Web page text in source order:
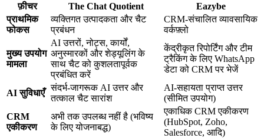
फ़ीचर The Chat Quotient
Eazybe
प्राथमिक
फोकस
व्यक्तिगत उत्पादकता और चैट
प्रबंधन
CRM-संचालित व्यावसायिक
वर्कफ़्लो
मुख्य उपयोग
मामला
AI उत्तरों, नोट्स, कार्यों,
अनुस्मारकों और शेड्यूलिंग के
साथ चैट को कुशलतापूर्वक
प्रबंधित करें
केंद्रीकृत रिपोर्टिंग और टीम
ट्रैकिंग के लिए WhatsApp
डेटा को CRM पर भेजें
AI सुविधाएँ
संदर्भ-जागरूक AI उत्तर और
तत्काल चैट सारांश
AI-सहायता प्राप्त उत्तर
(सीमित उपयोग)
CRM
एकीकरण
अभी तक उपलब्ध नहीं है (भविष्य
के लिए योजनाबद्ध)
एकाधिक CRM एकीकरण
(HubSpot, Zoho,
Salesforce, आदि)